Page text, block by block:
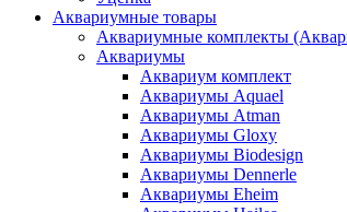
Аквариумные товары
Аквариумные комплекты
Аквариумы
Аквариум комплект
Аквариумы Aquael
Аквариумы Atman
Аквариумы Gloxy
Аквариумы Biodesign
Аквариумы Dennerle
Аквариумы Eheim